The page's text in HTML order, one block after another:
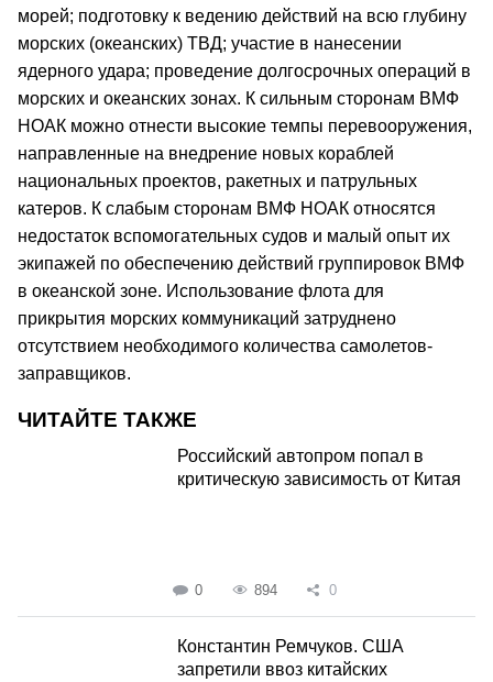
морей; подготовку к ведению действий на всю глубину
морских (океанских) ТВД; участие в нанесении
ядерного удара; проведение долгосрочных операций в
морских и океанских зонах. К сильным сторонам ВМФ
НОАК можно отнести высокие темпы перевооружения,
направленные на внедрение новых кораблей
национальных проектов, ракетных и патрульных
катеров. К слабым сторонам ВМФ НОАК относятся
недостаток вспомогательных судов и малый опыт их
экипажей по обеспечению действий группировок ВМФ
в океанской зоне. Использование флота для
прикрытия морских коммуникаций затруднено
отсутствием необходимого количества самолетов-
заправщиков.
ЧИТАЙТЕ ТАКЖЕ
Российский автопром попал в
критическую зависимость от Китая
0 894 0
Константин Ремчуков. США
запретили ввоз китайских